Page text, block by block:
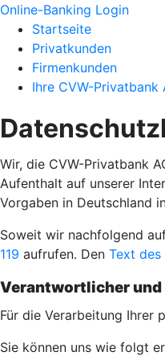
Online-Banking Login
Startseite
Privatkunden
Firmenkunden
Ihre CVW-Privatbank
Wir, die CVW-Privatbank
Aufenthalt auf unserer
Vorgaben in Deutschland
Soweit wir nachfolgend
119 aufrufen. Den Text des
Verantwortlicher
Für die Verarbeitung Ihrer
Sie können uns wie folgt